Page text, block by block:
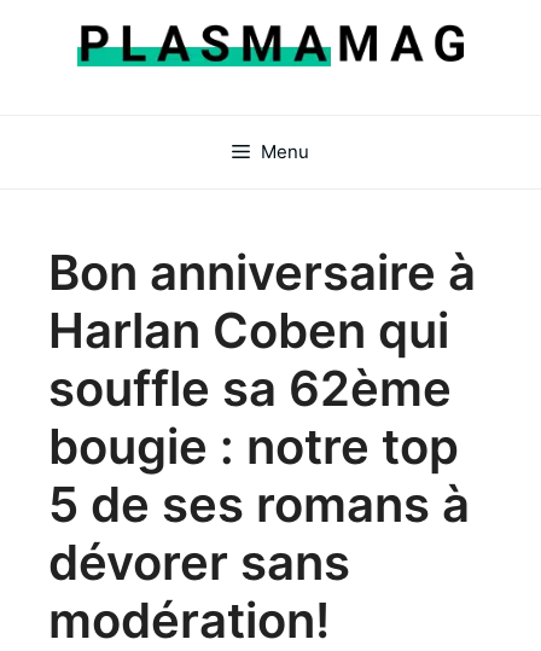
Menu
Bon anniversaire à
Harlan Coben qui
souffle sa 62ème
bougie : notre top
5 de ses romans à
dévorer sans
modération!